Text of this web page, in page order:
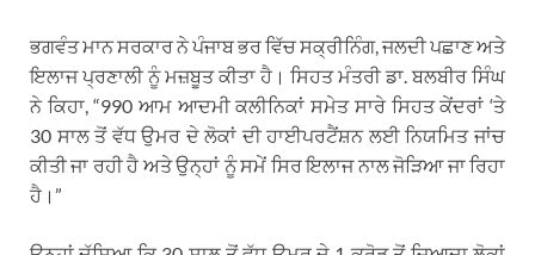
ਭਗਵੰਤ ਮਾਨ ਸਰਕਾਰ ਨੇ ਪੰਜਾਬ ਭਰ ਵਿੱਚ ਸਕ੍ਰੀਨਿੰਗ, ਜਲਦੀ ਪਛਾਣ ਅਤੇ
ਇਲਾਜ ਪ੍ਰਣਾਲੀ ਨੂੰ ਮਜ਼ਬੂਤ ਕੀਤਾ ਹੈ। ਸਿਹਤ ਮੰਤਰੀ ਡਾ. ਬਲਬੀਰ ਸਿੰਘ
ਨੇ ਕਿਹਾ, “990 ਆਮ ਆਦਮੀ ਕਲੀਨਿਕਾਂ ਸਮੇਤ ਸਾਰੇ ਸਿਹਤ ਕੇਂਦਰਾਂ ‘ਤੇ
30 ਸਾਲ ਤੋਂ ਵੱਧ ਉਮਰ ਦੇ ਲੋਕਾਂ ਦੀ ਹਾਈਪਰਟੈਂਸ਼ਨ ਲਈ ਨਿਯਮਿਤ ਜਾਂਚ
ਕੀਤੀ ਜਾ ਰਹੀ ਹੈ ਅਤੇ ਉਨ੍ਹਾਂ ਨੂੰ ਸਮੇਂ ਸਿਰ ਇਲਾਜ ਨਾਲ ਜੋੜਿਆ ਜਾ ਰਿਹਾ
ਹੈ।”